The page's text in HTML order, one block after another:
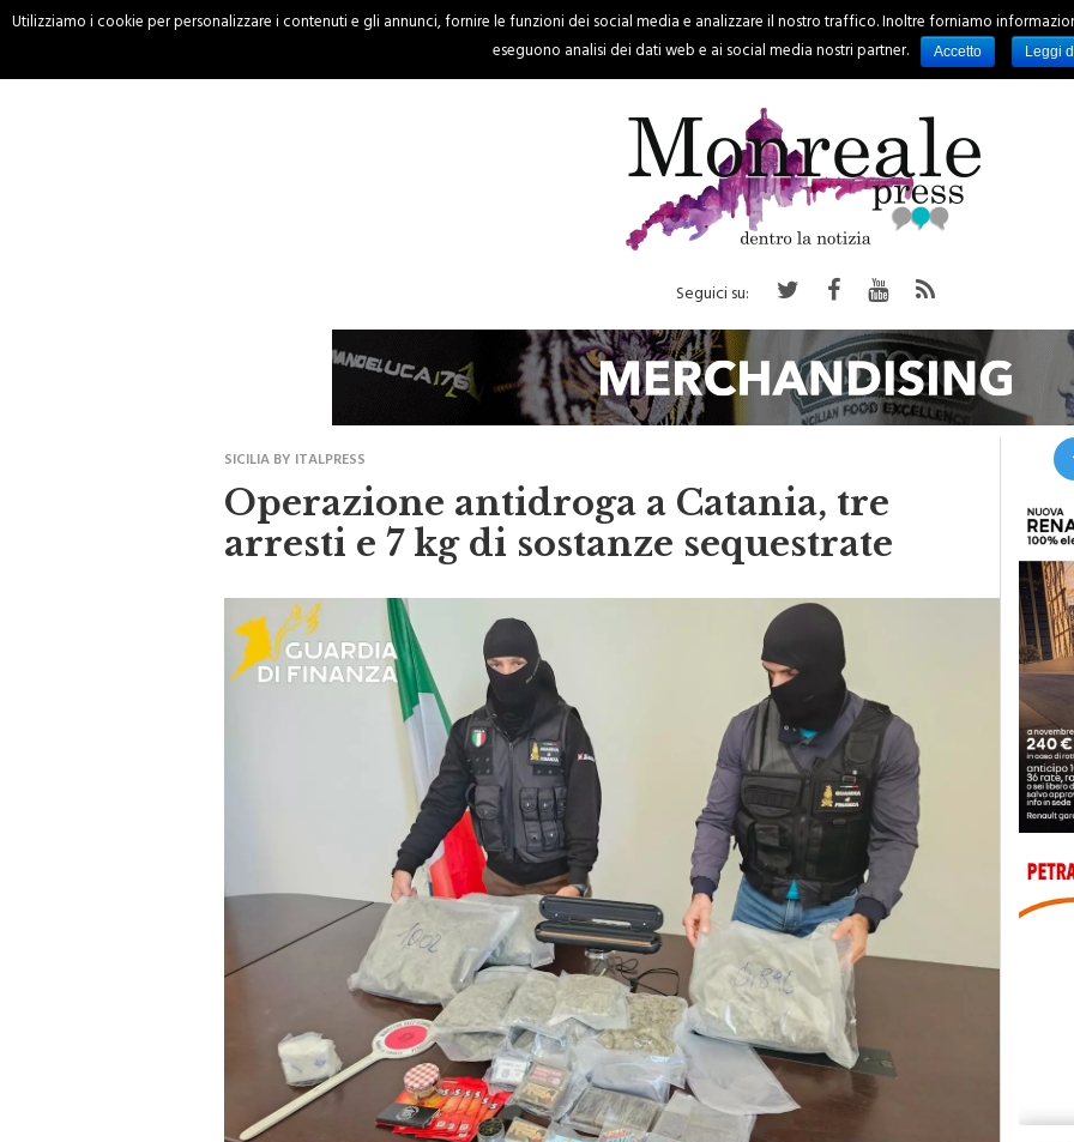
HOME CRONACA PALERMO REGIONE EVENTI RUBRICHE SPORT
Seguici su:
Operazione antidroga a Catania, tre
arresti e 7 kg di sostanze sequestrate
Utilizziamo i cookie per personalizzare i contenuti e gli annunci, fornire le funzioni dei social media e analizzare il nostro traffico. Inoltre forniamo
eseguono analisi dei dati web e ai social media nostri partner.
Accetto Leggi